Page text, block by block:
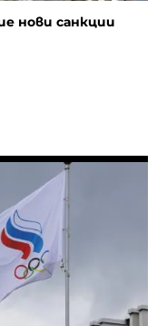
нови санкции